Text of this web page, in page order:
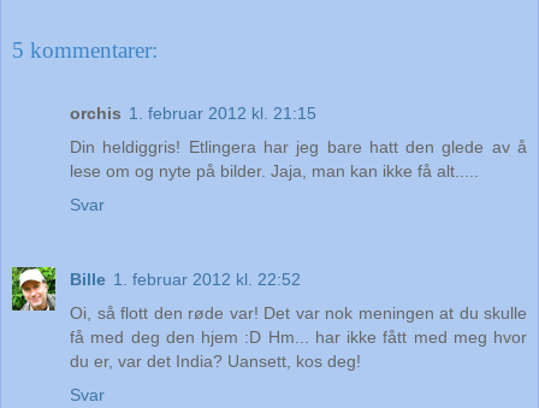
5 kommentarer:
orchis 1. februar 2012 kl. 21:15
Din heldiggris! Etlingera har jeg bare hatt den glede av å
lese om og nyte på bilder. Jaja, man kan ikke få alt.....
Svar
Bille 1. februar 2012 kl. 22:52
Oi, så flott den røde var! Det var nok meningen at du skulle
få med deg den hjem :D Hm... har ikke fått med meg hvor
du er, var det India? Uansett, kos deg!
Svar